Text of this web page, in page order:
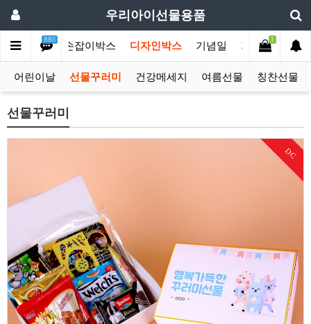
우리아이선물용품
BBS
물모음전 손잡이박스 디자인박스 기념일 기획상품 단
1
어린이날 선물꾸러미 건강메세지 여름선물 칭찬선물
선물꾸러미
DC